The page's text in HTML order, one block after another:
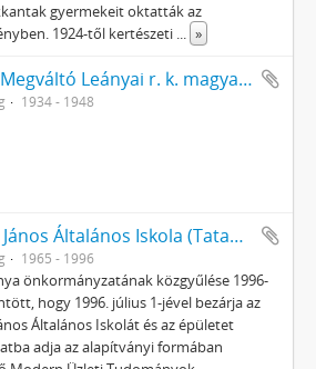
gyermekeit oktatták az
1924-től kertészeti ... »
Isteni Megváltó Leányai r. k. magyar-német Magán Elemi Iskola (1934-1946)
1934 - 1948
Arany János Általános Iskola (Tatabánya Újváros)
1965 - 1996
önkormányzatának közgyűlése 1996-
hogy 1996. július 1-jével bezárja az
Általános Iskolát és az épületet
adja az alapítványi formában